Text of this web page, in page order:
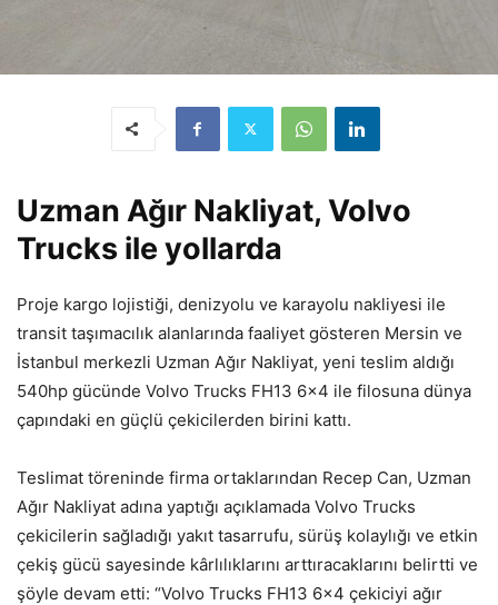
Uzman Ağır Nakliyat, Volvo
Trucks ile yollarda
Proje kargo lojistiği, denizyolu ve karayolu nakliyesi ile
transit taşımacılık alanlarında faaliyet gösteren Mersin ve
İstanbul merkezli Uzman Ağır Nakliyat, yeni teslim aldığı
540hp gücünde Volvo Trucks FH13 6×4 ile filosuna dünya
çapındaki en güçlü çekicilerden birini kattı.
Teslimat töreninde firma ortaklarından Recep Can, Uzman
Ağır Nakliyat adına yaptığı açıklamada Volvo Trucks
çekicilerin sağladığı yakıt tasarrufu, sürüş kolaylığı ve etkin
çekiş gücü sayesinde kârlılıklarını arttıracaklarını belirtti ve
şöyle devam etti: “Volvo Trucks FH13 6×4 çekiciyi ağır